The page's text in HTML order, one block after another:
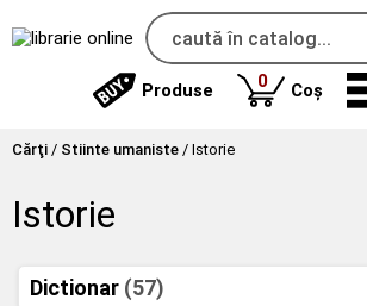
Produse 0produse
Coș
Cărţi / Stiinte umaniste / Istorie
Istorie
Dictionar (57)